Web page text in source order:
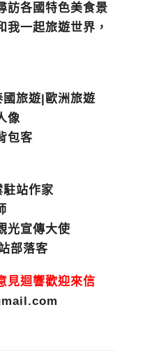
訪各國特色美食景
我一起旅遊世界，
旅遊|歐洲旅遊
像
包客
駐站作家
光宣傳大使
部落客
見迴響歡迎來信